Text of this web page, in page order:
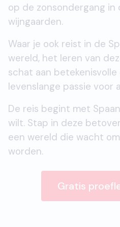
op de zonsondergang in
wijngaarden.
Waar je ook reist in de
wereld, het leren van
schat aan
levenslange passie voor
De reis begint met
wilt. Stap in deze
een wereld die wacht
worden.
Gratis